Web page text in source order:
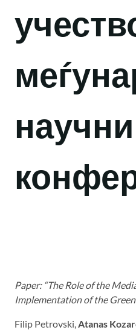
научни
Paper: “The Role of the
Implementation of the
Filip Petrovski, Atanas